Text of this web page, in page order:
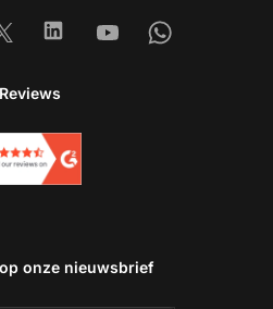
X LinkedinYoutubeWhatsapp
Reviews
onze nieuwsbrief